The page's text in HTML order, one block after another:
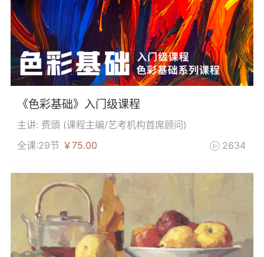
《色彩基础》入门级课程
主讲: 费頭 (课程主编/艺考机构首席顾问)
全课:29节 ￥75.00  2634